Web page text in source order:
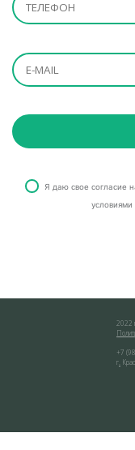
Я даю свое согласие
условиями
2022
+7
г